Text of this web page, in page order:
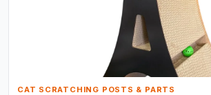
CAT SCRATCHING POSTS & PARTS